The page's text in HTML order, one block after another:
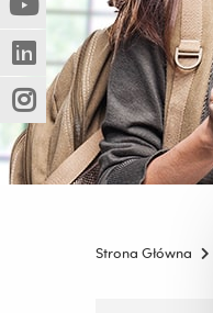
innej
strony)
(Nowe
okno)
(Link
do
innej
strony)
(Nowe
okno)
(Link
do
innej
strony)
(Nowe
okno)
(Link
do
innej
strony)
Strona Główna